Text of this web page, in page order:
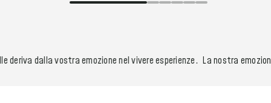
dalla vostra emozione nel vivere esperienze.La nostra